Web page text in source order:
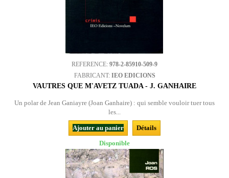
REFERENCE: 978-2-85910-509-9
FABRICANT: IEO EDICIONS
VAUTRES QUE M'AVETZ TUADA - J. GANHAIRE
Un polar de Jean Ganiayre (Joan Ganhaire) : qui semble vouloir tuer tous
les...
Ajouter au panier
Détails
Disponible